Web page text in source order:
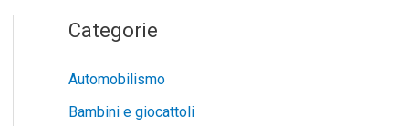
Categorie
Automobilismo
Bambini e giocattoli